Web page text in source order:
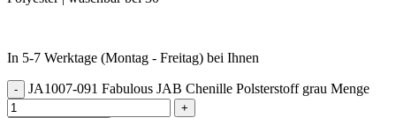
In 5-7 Werktage (Montag - Freitag) bei Ihnen
JA1007-091 Fabulous JAB Chenille Polsterstoff grau Menge